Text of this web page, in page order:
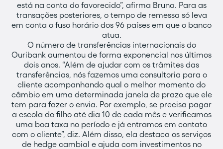
está na conta do favorecido”, afirma Bruna. Para as
transações posteriores, o tempo de remessa só leva
em conta o fuso horário dos 96 países em que o banco
atua.
O número de transferências internacionais do
Ouribank aumentou de forma exponencial nos últimos
dois anos. “Além de ajudar com os trâmites das
transferências, nós fazemos uma consultoria para o
cliente acompanhando qual o melhor momento do
câmbio em uma determinada janela de prazo que ele
tem para fazer o envia. Por exemplo, se precisa pagar
a escola do filho até dia 10 de cada mês e verificamos
uma boa taxa no período e já entramos em contato
com o cliente”, diz. Além disso, ela destaca os serviços
de hedge cambial e ajuda com investimentos no